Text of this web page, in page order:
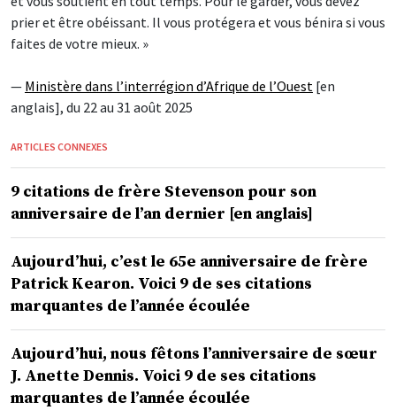
prier et être obéissant. Il vous protégera et vous bénira si vous
faites de votre mieux. »
— Ministère dans l’interrégion d’Afrique de l’Ouest [en
anglais], du 22 au 31 août 2025
ARTICLES CONNEXES
9 citations de frère Stevenson pour son
anniversaire de l’an dernier [en anglais]
Aujourd’hui, c’est le 65e anniversaire de frère
Patrick Kearon. Voici 9 de ses citations
marquantes de l’année écoulée
Aujourd’hui, nous fêtons l’anniversaire de sœur
J. Anette Dennis. Voici 9 de ses citations
marquantes de l’année écoulée